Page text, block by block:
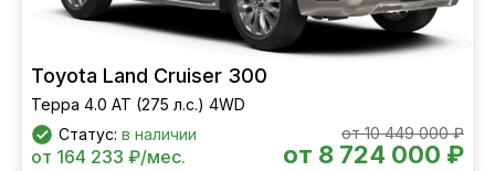
Toyota Land Cruiser 300
Teppa 4.0 AT (275 л.с.) 4WD
Статус: в наличии от 10 449 000 ₽
от 8 724 000 ₽
от 164 233 ₽/мес.